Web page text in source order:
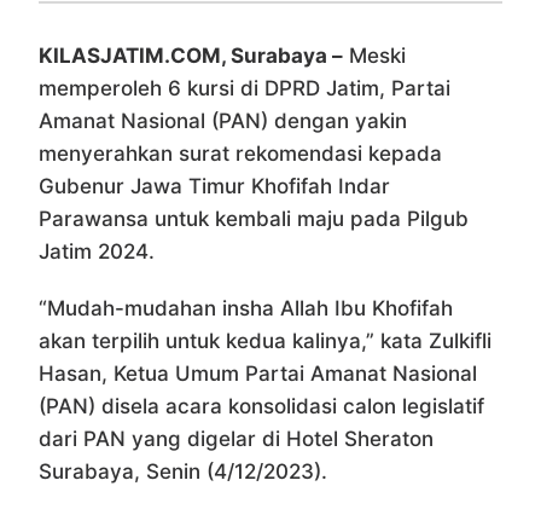
KILASJATIM.COM, Surabaya – Meski
memperoleh 6 kursi di DPRD Jatim, Partai
Amanat Nasional (PAN) dengan yakin
menyerahkan surat rekomendasi kepada
Gubenur Jawa Timur Khofifah Indar
Parawansa untuk kembali maju pada Pilgub
Jatim 2024.
“Mudah-mudahan insha Allah Ibu Khofifah
akan terpilih untuk kedua kalinya,” kata Zulkifli
Hasan, Ketua Umum Partai Amanat Nasional
(PAN) disela acara konsolidasi calon legislatif
dari PAN yang digelar di Hotel Sheraton
Surabaya, Senin (4/12/2023).